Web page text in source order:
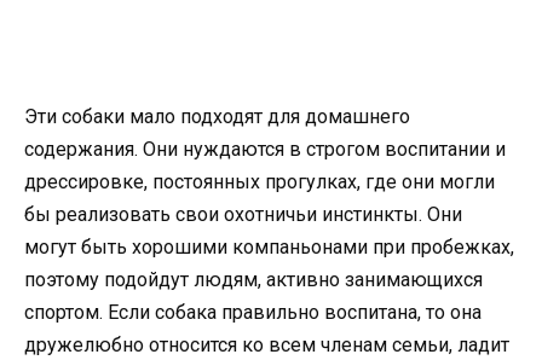
Эти собаки мало подходят для домашнего
содержания. Они нуждаются в строгом воспитании и
дрессировке, постоянных прогулках, где они могли
бы реализовать свои охотничьи инстинкты. Они
могут быть хорошими компаньонами при пробежках,
поэтому подойдут людям, активно занимающихся
спортом. Если собака правильно воспитана, то она
дружелюбно относится ко всем членам семьи, ладит